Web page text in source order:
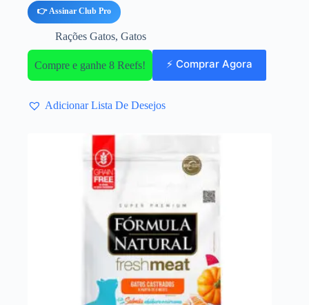
👉 Assinar Club Pro
Rações Gatos, Gatos
Compre e ganhe 8 Reefs! ⚡ Comprar Agora
Adicionar Lista De Desejos